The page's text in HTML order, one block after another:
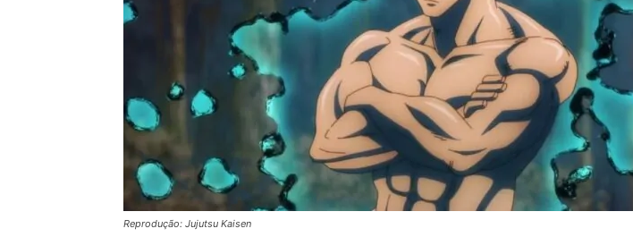
Reprodução: Jujutsu Kaisen